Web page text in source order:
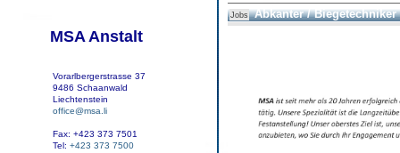
MSA Anstalt
Vorarlbergerstrasse 37
9486 Schaanwald
Liechtenstein
office@msa.li
Fax: +423 373 7501
Tel: +423 373 7500
Jobs Abkanter / Biegetechniker